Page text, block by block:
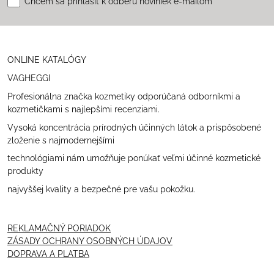
ONLINE KATALÓGY
VAGHEGGI
Profesionálna značka kozmetiky odporúčaná odborníkmi a
kozmetičkami s najlepšími recenziami.
Vysoká koncentrácia prírodných účinných látok a prispôsobené
zloženie s najmodernejšími
technológiami nám umožňuje ponúkať veľmi účinné kozmetické
produkty
najvyššej kvality a bezpečné pre vašu pokožku.
REKLAMAČNÝ PORIADOK
ZÁSADY OCHRANY OSOBNÝCH ÚDAJOV
DOPRAVA A PLATBA